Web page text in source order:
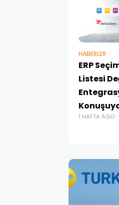
HABERLER
ERP
Listesi
1 HAFTA AGO